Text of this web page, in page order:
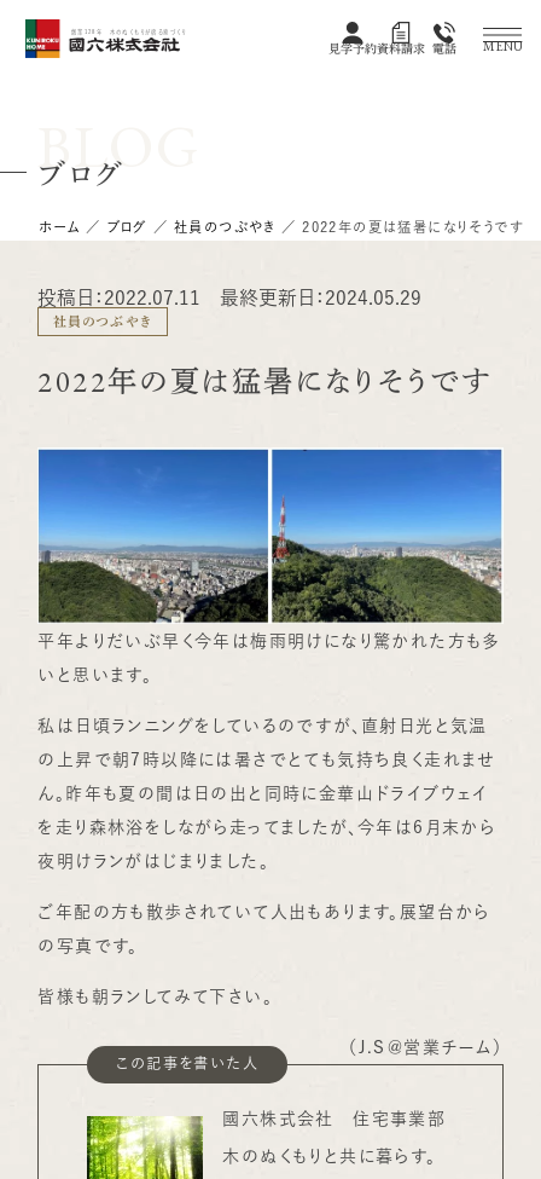
創業128年 木のぬくもりが宿る家づくり
見学予約資料請求 電話 MENU
ブログ
BLOG
ホーム ／ ブログ ／ 社員のつぶやき ／ 2022年の夏は猛暑になりそうです
投稿日：2022.07.11 最終更新日：2024.05.29
社員のつぶやき
2022年の夏は猛暑になりそうです
平年よりだいぶ早く今年は梅雨明けになり驚かれた方も多
いと思います。
私は日頃ランニングをしているのですが、直射日光と気温
の上昇で朝7時以降には暑さでとても気持ち良く走れませ
ん。昨年も夏の間は日の出と同時に金華山ドライブウェイ
を走り森林浴をしながら走ってましたが、今年は6月末から
夜明けランがはじまりました。
ご年配の方も散歩されていて人出もあります。展望台から
の写真です。
皆様も朝ランしてみて下さい。
（J.S＠営業チーム）
この記事を書いた人
國六株式会社 住宅事業部
木のぬくもりと共に暮らす。